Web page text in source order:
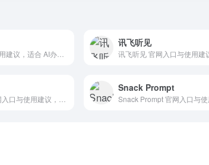
讯飞听见
Snack Prompt